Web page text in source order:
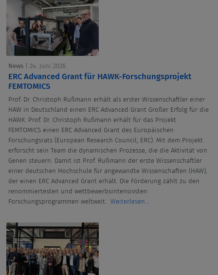
News | 24. Juni 2026
ERC Advanced Grant für HAWK-Forschungsprojekt
FEMTOMICS
Prof. Dr. Christoph Rußmann erhält als erster Wissenschaftler einer
HAW in Deutschland einen ERC Advanced Grant Großer Erfolg für die
HAWK: Prof. Dr. Christoph Rußmann erhält für das Projekt
FEMTOMICS einen ERC Advanced Grant des Europäischen
Forschungsrats (European Research Council, ERC). Mit dem Projekt
erforscht sein Team die dynamischen Prozesse, die die Aktivität von
Genen steuern. Damit ist Prof. Rußmann der erste Wissenschaftler
einer deutschen Hochschule für angewandte Wissenschaften (HAW),
der einen ERC Advanced Grant erhält. Die Förderung zählt zu den
renommiertesten und wettbewerbsintensivsten
Forschungsprogrammen weltweit. Weiterlesen...